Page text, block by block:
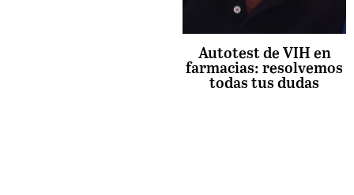
Autotest de VIH en
farmacias: resolvemos
todas tus dudas